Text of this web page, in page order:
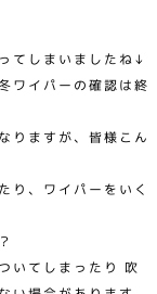
てしまいましたね↓
ワイパーの確認は終
りますが、皆様こん
り、ワイパーをいく
いてしまったり 吹